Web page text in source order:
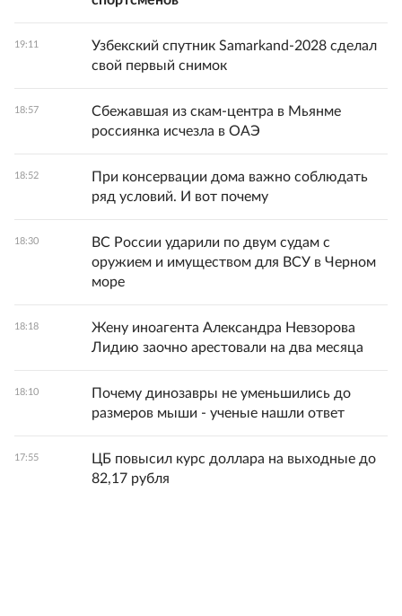
19:11
Узбекский спутник Samarkand-2028 сделал
свой первый снимок
18:57
Сбежавшая из скам-центра в Мьянме
россиянка исчезла в ОАЭ
18:52
При консервации дома важно соблюдать
ряд условий. И вот почему
18:30
ВС России ударили по двум судам с
оружием и имуществом для ВСУ в Черном
море
18:18
Жену иноагента Александра Невзорова
Лидию заочно арестовали на два месяца
18:10
Почему динозавры не уменьшились до
размеров мыши - ученые нашли ответ
17:55
ЦБ повысил курс доллара на выходные до
82,17 рубля